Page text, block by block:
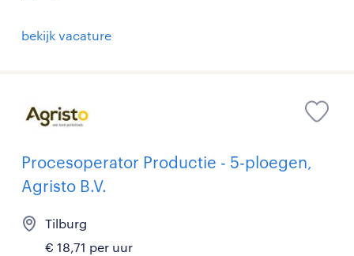
bekijk vacature
Procesoperator Productie - 5-ploegen,
Agristo B.V.
Tilburg
€ 18,71 per uur